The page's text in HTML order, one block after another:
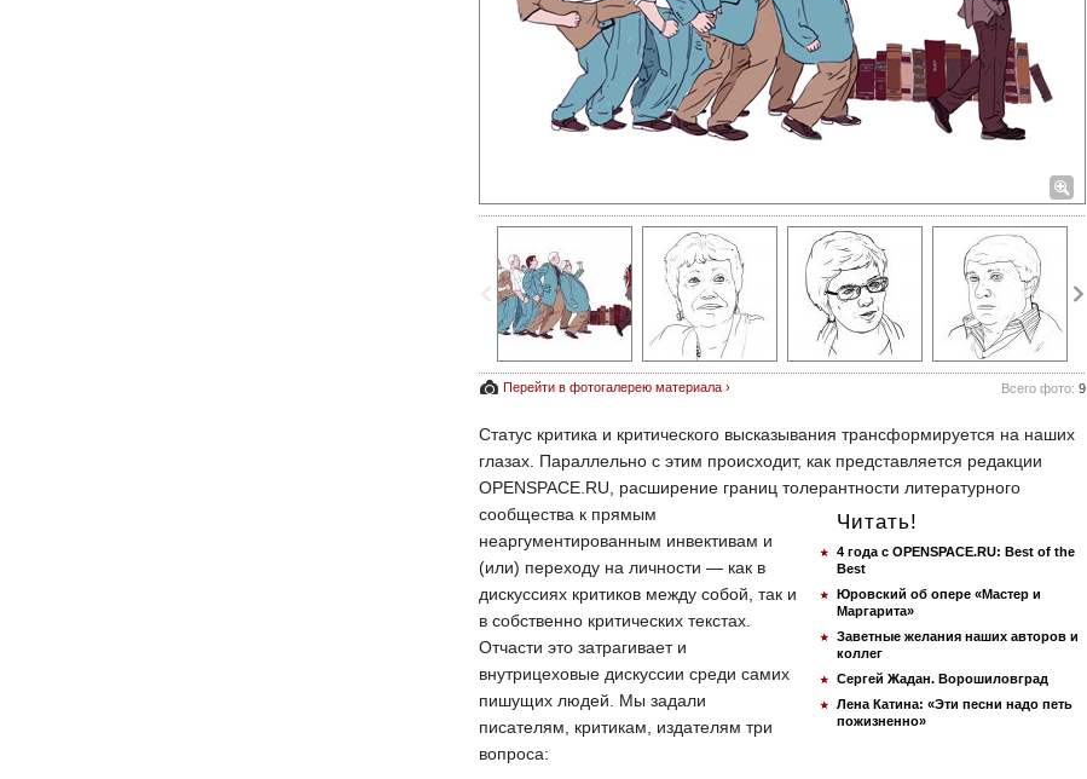
Перейти в фотогалерею материала › Всего фото: 9
​Статус критика и критического высказывания трансформируется на наших
глазах. Параллельно с этим происходит, как представляется редакции
OPENSPACE.RU, расширение границ толерантности
Читать!
4 года с OPENSPACE.RU: Best of the
Best
Юровский об опере «Мастер и
Маргарита»
Заветные желания наших авторов и
коллег
Сергей Жадан. Ворошиловград
Лена Катина: «Эти песни надо петь
пожизненно»
литературного
сообщества к прямым
неаргументированным инвективам и
(или) переходу на личности — как в
дискуссиях критиков между собой, так и
в собственно критических текстах.
Отчасти это затрагивает и
внутрицеховые дискуссии среди самих
пишущих людей. Мы задали
писателям, критикам, издателям три
вопроса: